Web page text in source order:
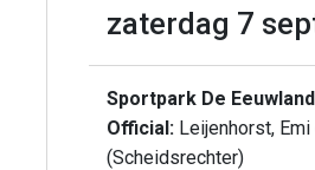
zaterdag 7
Sportpark De
Official: Leijenhorst,
(Scheidsrechter)